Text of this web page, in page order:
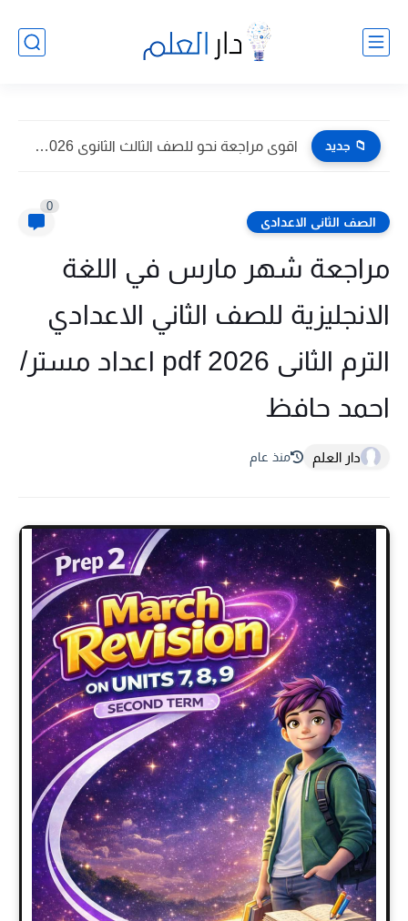
📁 جديد اقوى مراجعة نحو للصف الثالث الثانوى 2026 pdf اعداد توجيه...
الصف الثانى الاعدادى
0
مراجعة شهر مارس في اللغة
الانجليزية للصف الثاني الاعدادي
الترم الثانى 2026 pdf اعداد مستر/
احمد حافظ
دار العلم منذ عام